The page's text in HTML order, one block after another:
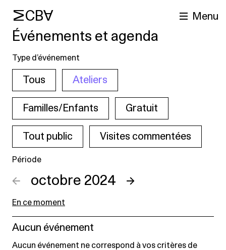
MCBA Menu
Événements et agenda
Type d’événement
Tous Ateliers
Familles/Enfants Gratuit
Tout public Visites commentées
Période
← octobre 2024 →
En ce moment
Aucun événement
Aucun événement ne correspond à vos critères de